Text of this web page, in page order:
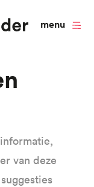
menu
van deze